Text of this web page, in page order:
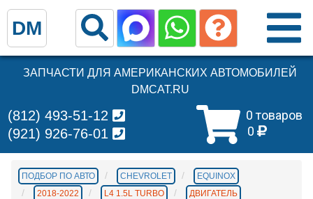
ЗАПЧАСТИ ДЛЯ АМЕРИКАНСКИХ АВТОМОБИЛЕЙ
DMCAT.RU
0 товаров
0
(812) 493-51-12
(921) 926-76-01
ПОДБОР ПО АВТО CHEVROLET
EQUINOX
2018-2022
L4 1.5L TURBO
ДВИГАТЕЛЬ
DM